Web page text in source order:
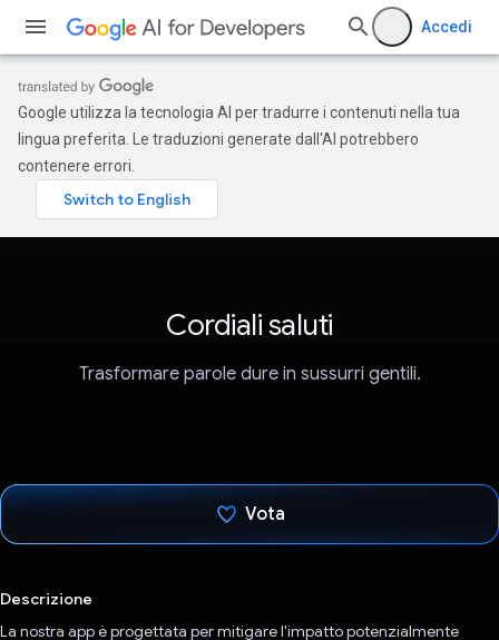
Accedi
Google utilizza la tecnologia AI per tradurre i contenuti nella tua
lingua preferita. Le traduzioni generate dall'AI potrebbero
contenere errori.
Cordiali saluti
Trasformare parole dure in sussurri gentili.
Vota
Descrizione
La nostra app è progettata per mitigare l'impatto potenzialmente